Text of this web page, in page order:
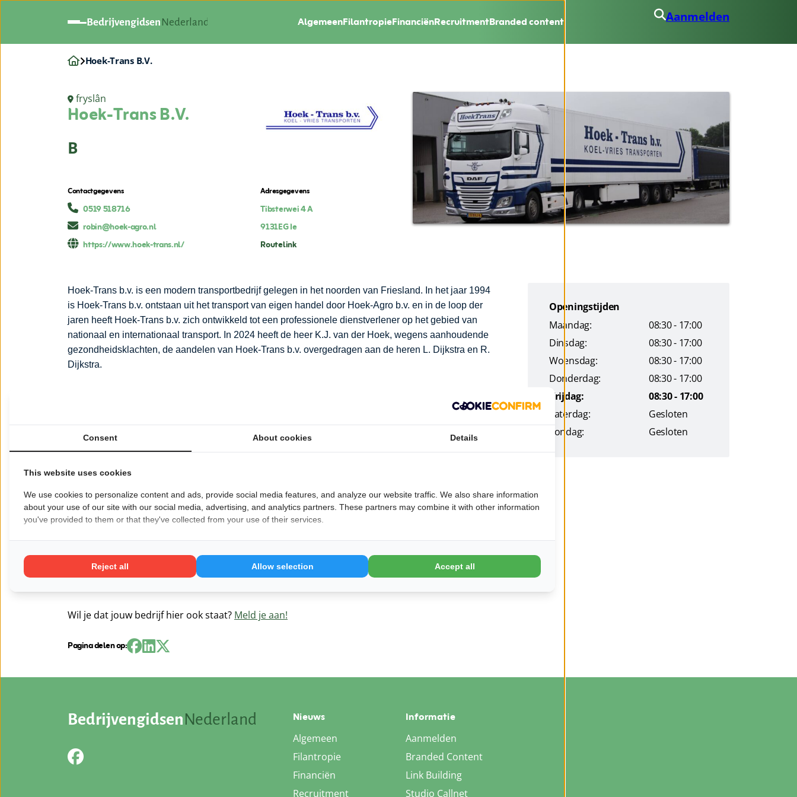
Bedrijvengidsen Nederland AlgemeenFilantropieFinanciënRecruitmentBranded content Aanmelden
Hoek-Trans B.V.
fryslân
Hoek-Trans B.V.
B
Contactgegevens
0519 518716
robin@hoek-agro.nl
https://www.hoek-trans.nl/
Adresgegevens
Tibsterwei 4 A
9131EGIe
Routelink
Hoek-Trans b.v. is een modern transportbedrijf gelegen in het noorden van Friesland. In het jaar 1994
is Hoek-Trans b.v. ontstaan uit het transport van eigen handel door Hoek-Agro b.v. en in de loop der
jaren heeft Hoek-Trans b.v. zich ontwikkeld tot een professionele dienstverlener op het gebied van
nationaal en internationaal transport. In 2024 heeft de heer K.J. van der Hoek, wegens aanhoudende
gezondheidsklachten, de aandelen van Hoek-Trans b.v. overgedragen aan de heren L. Dijkstra en R.
Dijkstra.
Hoek-Trans b.v. biedt een totaalconcept van diensten aan. Het is voor ons een noodzaak om het
vertrouwen van onze klanten te behouden en om deze reden zullen onze deskundige medewerkers
alles tot in het kleinste detail voorbereiden. Medewerkers die het een uitdaging vinden om op de
wensen van onze klanten in te spelen. Het transport wordt uitgevoerd door onze ervaren en
gemotiveerde vrachtwagenchauffeurs die hun vak verstaan, weten hoe ze uw producten moeten
Duidelijke afspraken, snelle levertijden en duurzaam en veilig rijdenHoek-Trans b.v. hecht een grote
waarde aan duidelijke afspraken en is gewend zich daar aan te houden. Snelle levertijden, duurzaam
en veilig rijden staan bij Hoek-Trans b.v. centraal. Wij zorgen ervoor dat uw verse producten op de
juiste temperatuur worden vervoerd, waardoor de kwaliteit maximaal blijft. Mochten er onverwachte
situaties opspelen, dan wordt er snel en adequaat gereageerd. Een goede bereikbaarheid is daarbij
Wil je dat jouw bedrijf hier ook staat? Meld je aan!
Pagina delen op:
Openingstijden
Maandag:
08:30 - 17:00
Dinsdag:
08:30 - 17:00
Woensdag:
08:30 - 17:00
Donderdag:
08:30 - 17:00
Vrijdag:
08:30 - 17:00
Zaterdag:
Gesloten
Zondag:
Gesloten
BedrijvengidsenNederland Nieuws
Algemeen
Filantropie
Financiën
Recruitment
Informatie
Aanmelden
Branded Content
Link Building
Studio Callnet
Consent About cookies Details
This website uses cookies
We use cookies to personalize content and ads, provide social media features, and analyze our website traffic. We also share information
about your use of our site with our social media, advertising, and analytics partners. These partners may combine it with other information
you've provided to them or that they've collected from your use of their services.
Reject all Allow selection Accept all